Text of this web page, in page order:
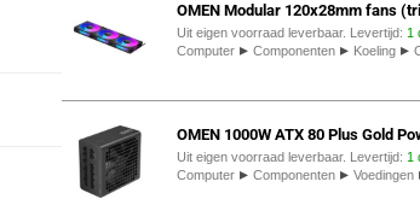
OMEN Modular 120x28mm fans
Uit eigen voorraad leverbaar. Levertijd: 1
Computer ▸ Componenten ▸ Koeling ▸
OMEN 1000W ATX 80 Plus Gold
Uit eigen voorraad leverbaar. Levertijd: 1
Computer ▸ Componenten ▸ Voedingen